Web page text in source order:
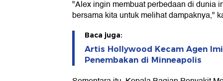
"Alex ingin membuat perbedaan di dunia
bersama kita untuk melihat dampaknya,"
Baca juga:
Artis Hollywood Kecam Agen
Penembakan di Minneapolis